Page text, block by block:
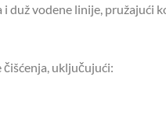
duž vodene linije, pružajući
uključujući: